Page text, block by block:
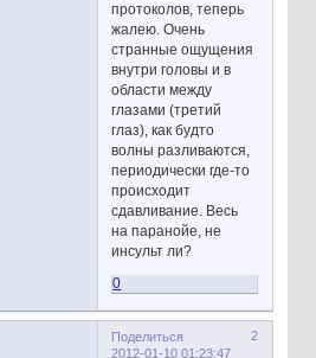
протоколов, теперь
жалею. Очень
странные ощущения
внутри головы и в
области между
глазами (третий
глаз), как будто
волны разливаются,
периодически где-то
происходит
сдавливание. Весь
на паранойе, не
инсульт ли?
0
Поделиться
2
2012-01-10 01:23:47